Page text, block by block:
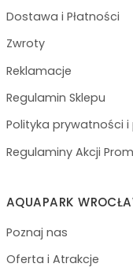
Dostawa i Płatności
Zwroty
Reklamacje
Regulamin Sklepu
Polityka prywatności i
Regulaminy Akcji
AQUAPARK
Poznaj nas
Oferta i Atrakcje